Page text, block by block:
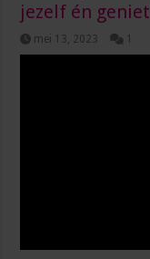
jezelf én geniet
mei 13, 2023